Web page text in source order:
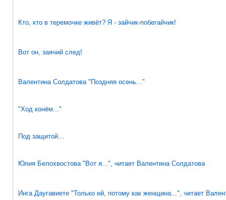
Кто, кто в теремочке живёт? Я - зайчик-побегайчик!
Вот он, заячий след!
Валентина Солдатова "Поздняя осень..."
"Ход конём..."
Под защитой...
Юлия Белохвостова "Вот я...", читает Валентина Солдатова
Инга Даугавиете "Только ей, потому как женщина...", читает